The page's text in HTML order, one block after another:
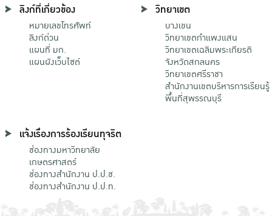
ลิงก์ที่เกี่ยวข้อง
หมายเลขโทรศัพท์
ลิงก์ด่วน
แผนที่ มก.
แผนผังเว็บไซต์
วิทยาเขต
บางเขน
วิทยาเขตกําแพงแสน
วิทยาเขตเฉลิมพระเกียรติ
จังหวัดสกลนคร
วิทยาเขตศรีราชา
สำนักงานเขตบริหารการเรียนรู้
พื้นที่สุพรรณบุรี
แจ้งเรื่องการร้องเรียนทุจริต
ช่องทางมหาวิทยาลัย
เกษตรศาสตร์
ช่องทางสำนักงาน ป.ป.ช.
ช่องทางสำนักงาน ป.ป.ท.